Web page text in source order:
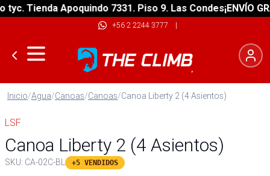
Tienda Apoquindo 7331. Piso 9. Las Condes¡ENVÍO
+56 2 2244 3777 |
Inicio/Agua/Canoas/Canoas/Canoa Liberty 2 (4 Asientos)
LSF
Canoa Liberty 2 (4 Asientos)
SKU: CA-02C-BL +5 VENDIDOS